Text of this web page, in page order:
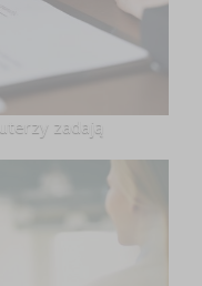
zadają